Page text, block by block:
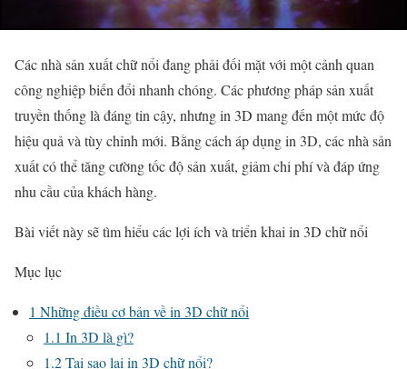
Các nhà sản xuất chữ nổi đang phải đối mặt với một cảnh quan
công nghiệp biến đổi nhanh chóng. Các phương pháp sản xuất
truyền thống là đáng tin cậy, nhưng in 3D mang đến một mức độ
hiệu quả và tùy chỉnh mới. Bằng cách áp dụng in 3D, các nhà sản
xuất có thể tăng cường tốc độ sản xuất, giảm chi phí và đáp ứng
nhu cầu của khách hàng.
Bài viết này sẽ tìm hiểu các lợi ích và triển khai in 3D chữ nổi
Mục lục
1 Những điều cơ bản về in 3D chữ nổi
1.1 In 3D là gì?
1.2Tại sao lại in 3D chữ nổi?